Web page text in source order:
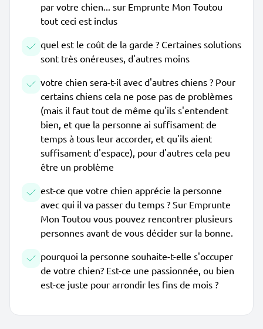
par votre chien... sur Emprunte Mon Toutou
tout ceci est inclus
quel est le coût de la garde ? Certaines solutions
sont très onéreuses, d'autres moins
votre chien sera-t-il avec d'autres chiens ? Pour
certains chiens cela ne pose pas de problèmes
(mais il faut tout de même qu'ils s'entendent
bien, et que la personne ai suffisament de
temps à tous leur accorder, et qu'ils aient
suffisament d'espace), pour d'autres cela peu
être un problème
est-ce que votre chien apprécie la personne
avec qui il va passer du temps ? Sur Emprunte
Mon Toutou vous pouvez rencontrer plusieurs
personnes avant de vous décider sur la bonne.
pourquoi la personne souhaite-t-elle s'occuper
de votre chien? Est-ce une passionnée, ou bien
est-ce juste pour arrondir les fins de mois ?